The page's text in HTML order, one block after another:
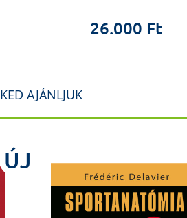
26.000 Ft
AJÁNLJUK
ÚJ